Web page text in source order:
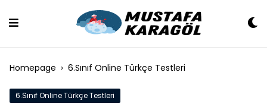
Homepage › 6.Sınıf Online Türkçe Testleri
6.Sınıf Online Türkçe Testleri